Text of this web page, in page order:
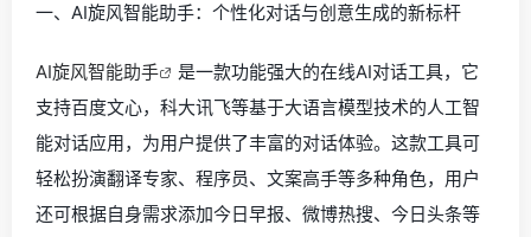
一、AI旋风智能助手：个性化对话与创意生成的新标杆
AI旋风智能助手
是一款功能强大的在线AI对话工具，它
支持百度文心，科大讯飞等基于大语言模型技术的人工智
能对话应用，为用户提供了丰富的对话体验。这款工具可
轻松扮演翻译专家、程序员、文案高手等多种角色，用户
还可根据自身需求添加今日早报、微博热搜、今日头条等